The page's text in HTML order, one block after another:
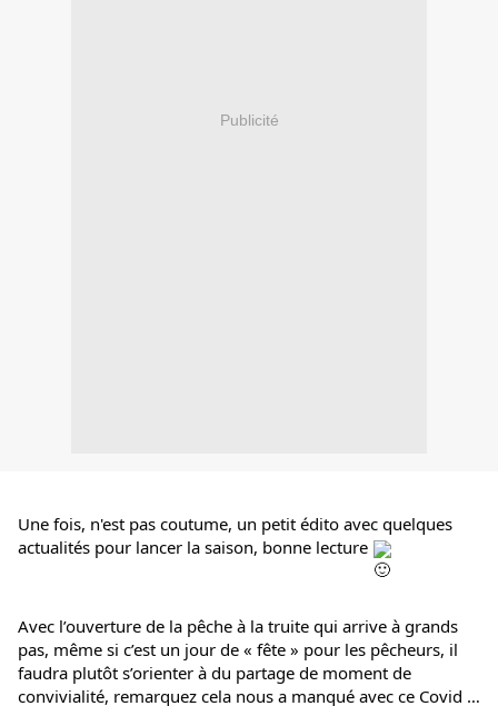
Publicité
Une fois, n'est pas coutume, un petit édito avec quelques
actualités pour lancer la saison, bonne lecture
Avec l’ouverture de la pêche à la truite qui arrive à grands
pas, même si c’est un jour de « fête » pour les pêcheurs, il
faudra plutôt s’orienter à du partage de moment de
convivialité, remarquez cela nous a manqué avec ce Covid …